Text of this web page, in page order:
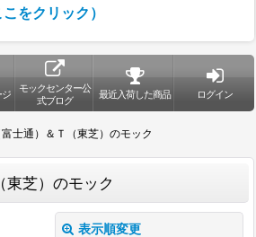
をクリック）
モックセンター公
式ブログ
最近入荷した商品 ログイン
富士通）＆Ｔ（東芝）のモック
東芝）のモック
表示順変更